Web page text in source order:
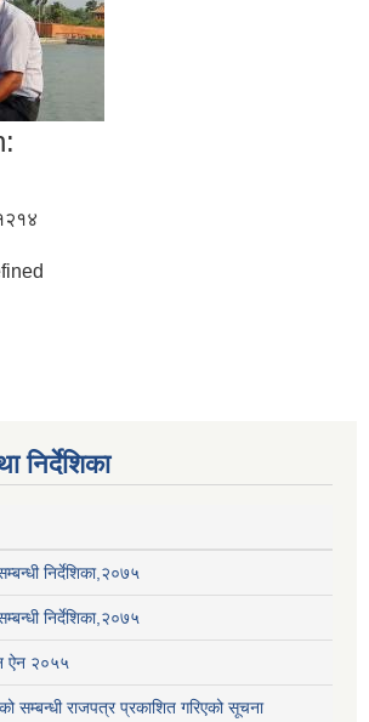
निर्देशिका
निर्देशिका,२०७५
निर्देशिका,२०७५
ऐन २०५५
सम्बन्धी राजपत्र प्रकाशित गरिएको सूचना